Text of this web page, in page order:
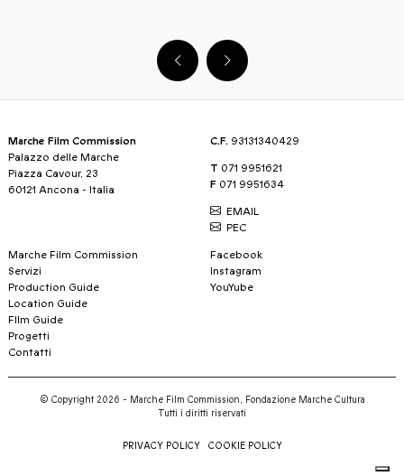
Marche Film Commission
Palazzo delle Marche
Piazza Cavour, 23
60121 Ancona - Italia
C.F. 93131340429
T 071 9951621
F 071 9951634
EMAIL
PEC
Marche Film Commission
Servizi
Production Guide
Location Guide
FIlm Guide
Progetti
Contatti
Facebook
Instagram
YouYube
© Copyright 2026 - Marche Film Commission, Fondazione Marche Cultura
Tutti i diritti riservati
PRIVACY POLICY COOKIE POLICY